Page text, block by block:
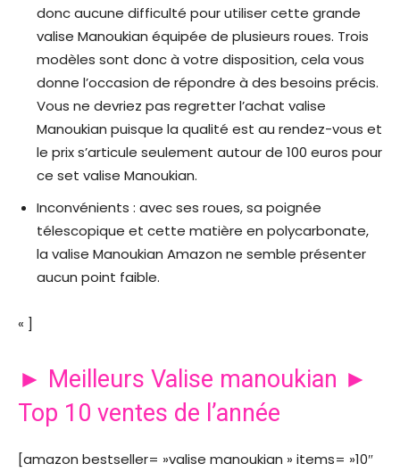
donc aucune difficulté pour utiliser cette grande
valise Manoukian équipée de plusieurs roues. Trois
modèles sont donc à votre disposition, cela vous
donne l’occasion de répondre à des besoins précis.
Vous ne devriez pas regretter l’achat valise
Manoukian puisque la qualité est au rendez-vous et
le prix s’articule seulement autour de 100 euros pour
ce set valise Manoukian.
Inconvénients : avec ses roues, sa poignée
télescopique et cette matière en polycarbonate,
la valise Manoukian Amazon ne semble présenter
aucun point faible.
« ]
► Meilleurs Valise manoukian ►
Top 10 ventes de l’année
[amazon bestseller= »valise manoukian » items= »10″